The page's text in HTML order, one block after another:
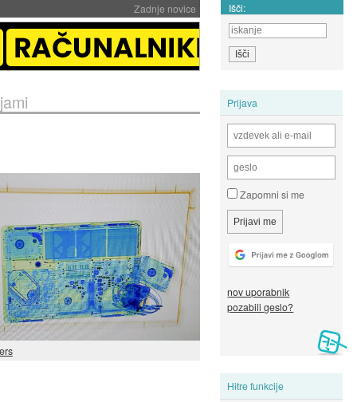
Zadnje novice Išči:
Prijava
Zapomni si me
nov uporabnik
pozabili geslo?
Hitre funkcije